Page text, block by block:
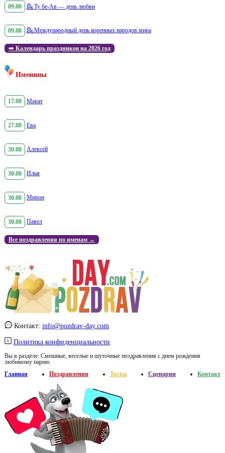
09.08 💁 Ту бе-Ав — день любви
09.08 💁 Международный день коренных народов мира
➡️ Календарь праздников на 2026 год
Именины
17.08 Марат
27.08 Ева
30.08 Алексей
30.08 Илья
30.08 Мирон
30.08 Павел
Все поздравления по именам →
Контакт: info@pozdrav-day.com
Политика конфиденциальности
Вы в разделе: Смешные, веселые и шуточные поздравления с днем рождения
любимому парню
Главная
Поздравления Тосты Сценарии Контакт